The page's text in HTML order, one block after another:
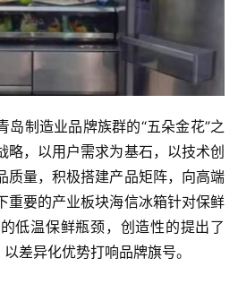
岛制造业品牌族群的“五朵金花”之
略，以用户需求为基石，以技术创
质量，积极搭建产品矩阵，向高端
重要的产业板块海信冰箱针对保鲜
低温保鲜瓶颈，创造性的提出了
差异化优势打响品牌旗号。